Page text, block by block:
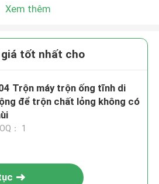
Xem thêm
giá tốt nhất cho
Trộn máy trộn ống tĩnh di
để trộn chất lỏng không có
： 1